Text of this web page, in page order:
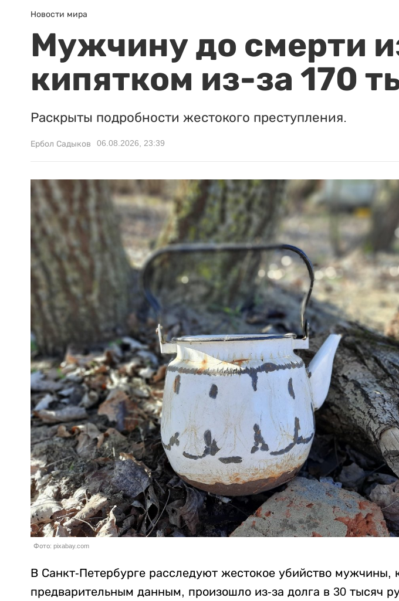
Новости мира
Мужчину до смерти
кипятком из-за 170
Раскрыты подробности жестокого преступления.
Ербол Садыков 06.08.2026, 23:39
Фото: pixabay.com
В Санкт-Петербурге расследуют жестокое убийство мужчины,
предварительным данным, произошло из-за долга в 30 тысяч